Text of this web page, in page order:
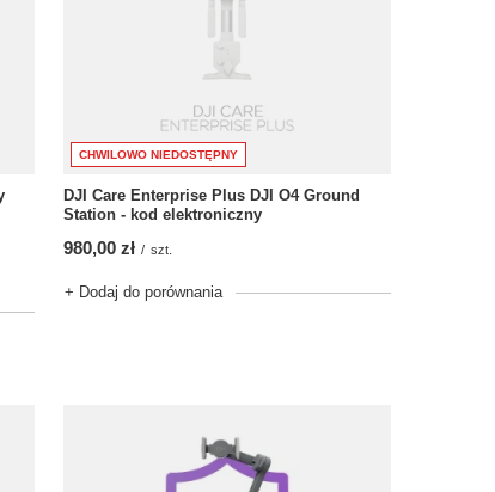
CHWILOWO NIEDOSTĘPNY
DJI Care Enterprise Plus DJI O4 Ground
Station - kod elektroniczny
980,00 zł / szt.
+ Dodaj do porównania